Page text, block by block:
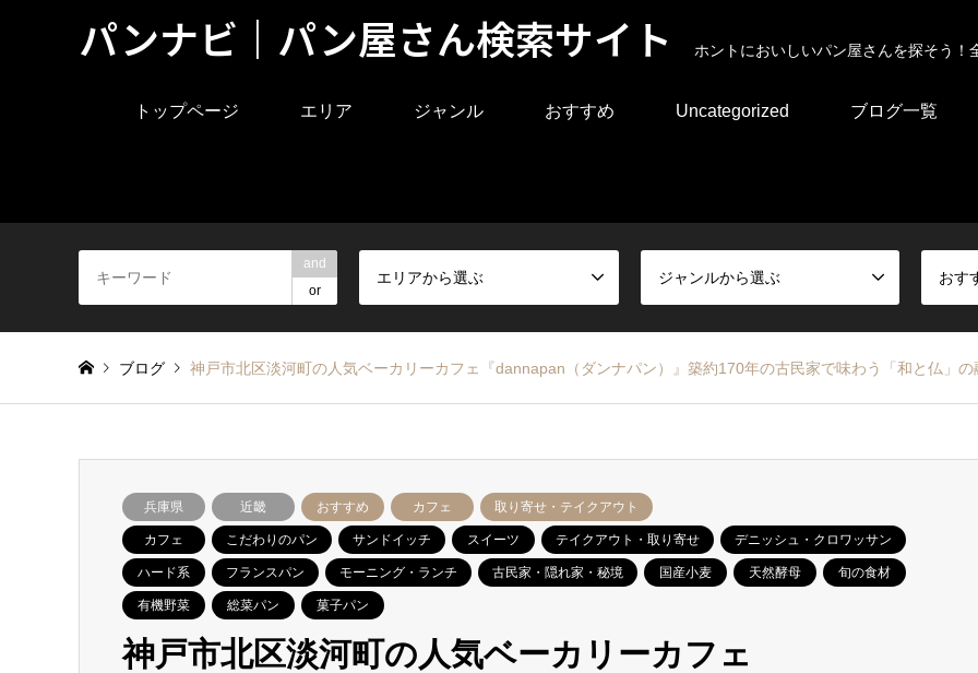
パンナビ｜パン屋さん検索サイト ホントにおいしいパン屋さんを探そう
トップページ エリア ジャンル おすすめ Uncategorized ブログ一覧
and
or
エリアから選ぶ ジャンルから選ぶ おす
ブログ 神戸市北区淡河町の人気ベーカリーカフェ『dannapan（ダンナパン）』築約170年の古民家で味わう「和と仏」の
兵庫県 近畿 おすすめ カフェ 取り寄せ・テイクアウト
カフェ こだわりのパン サンドイッチ スイーツ テイクアウト・取り寄せ デニッシュ・クロワッサン
ハード系 フランスパン モーニング・ランチ 古民家・隠れ家・秘境 国産小麦 天然酵母 旬の食材
有機野菜 総菜パン 菓子パン
神戸市北区淡河町の人気ベーカリーカフェ